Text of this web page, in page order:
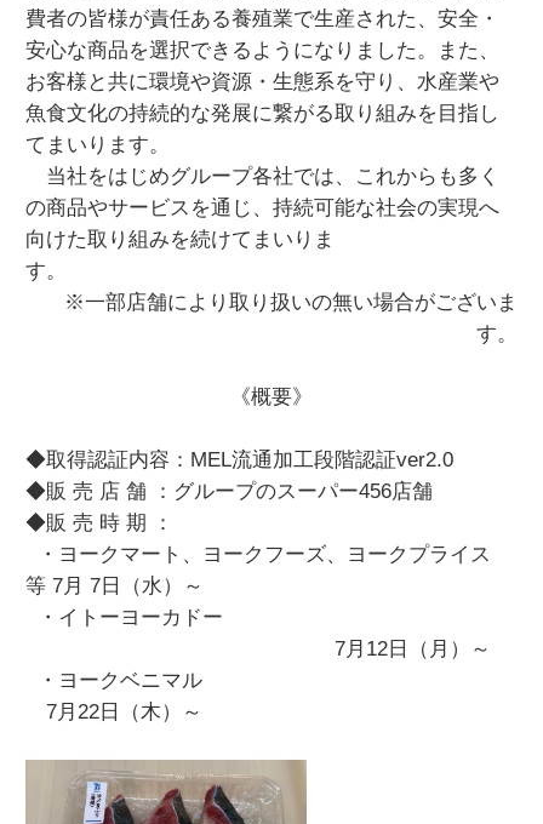
費者の皆様が責任ある養殖業で生産された、安全・
安心な商品を選択できるようになりました。また、
お客様と共に環境や資源・生態系を守り、水産業や
魚食文化の持続的な発展に繋がる取り組みを目指し
てまいります。
当社をはじめグループ各社では、これからも多く
の商品やサービスを通じ、持続可能な社会の実現へ
向けた取り組みを続けてまいりま
す。
※一部店舗により取り扱いの無い場合がございま
す。
《概要》
◆取得認証内容：MEL流通加工段階認証ver2.0
◆販 売 店 舗 ：グループのスーパー456店舗
◆販 売 時 期 ：
・ヨークマート、ヨークフーズ、ヨークプライス
等 7月 7日（水）～
・イトーヨーカドー
7月12日（月）～
・ヨークベニマル
7月22日（木）～